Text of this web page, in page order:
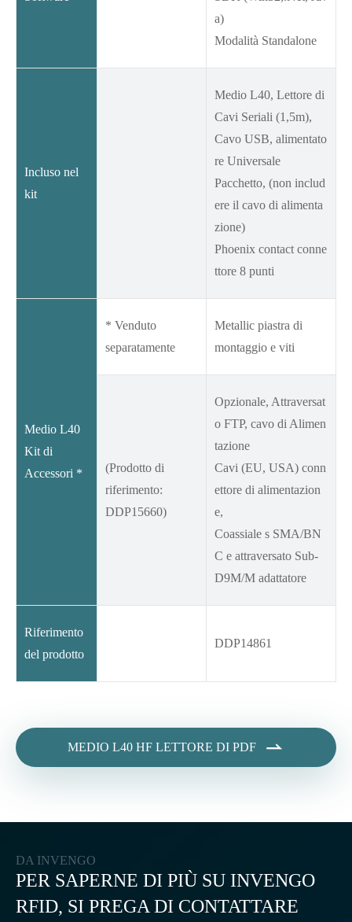
a)
Modalità Standalone
Incluso nel
kit
Medio L40, Lettore di
Cavi Seriali (1,5m),
Cavo USB, alimentato
re Universale
Pacchetto, (non includ
ere il cavo di alimenta
zione)
Phoenix contact conne
ttore 8 punti
Medio L40
Kit di
Accessori *
* Venduto
separatamente
Metallic piastra di
montaggio e viti
(Prodotto di
riferimento:
DDP15660)
Opzionale, Attraversat
o FTP, cavo di Alimen
tazione
Cavi (EU, USA) conn
ettore di alimentazion
e,
Coassiale s SMA/BN
C e attraversato Sub-
D9M/M adattatore
Riferimento
del prodotto
DDP14861
MEDIO L40 HF LETTORE DI PDF 
DA INVENGO
PER SAPERNE DI PIÙ SU INVENGO
RFID, SI PREGA DI CONTATTARE